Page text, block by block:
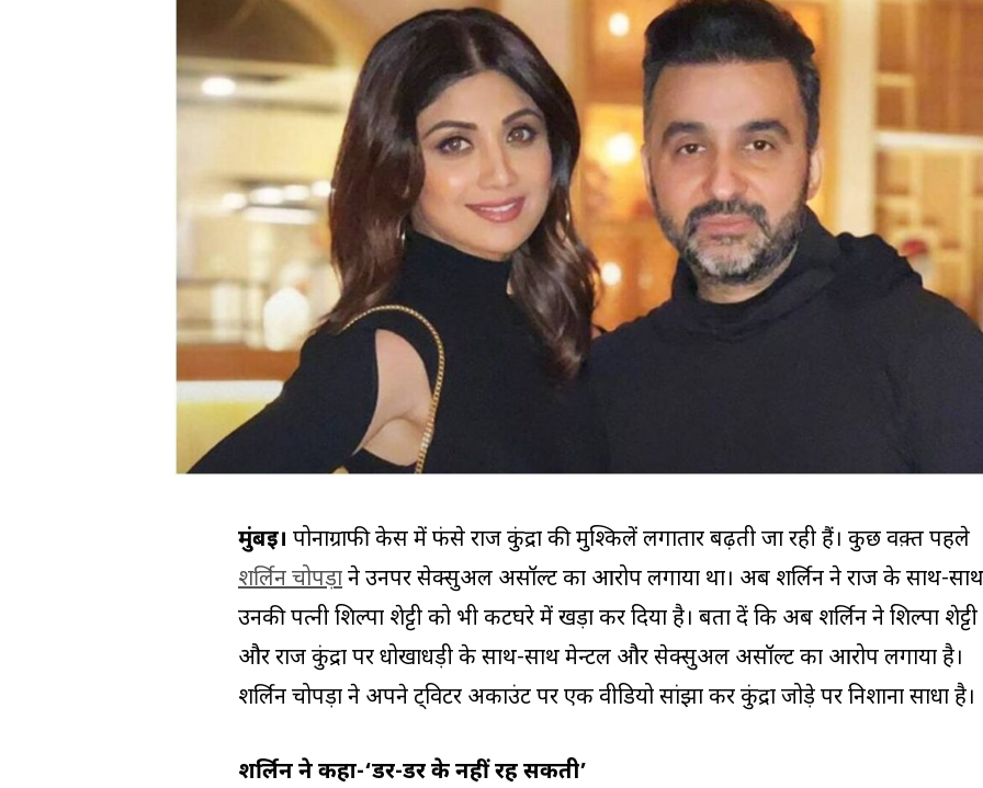
मुंबई। पोर्नोग्राफी केस में फंसे राज कुंद्रा की मुश्किलें लगातार बढ़ती जा रही हैं। कुछ वक़्त पहले
शर्लिन चोपड़ाने उनपर सेक्सुअल असॉल्‍ट का आरोप लगाया था। अब शर्लिन ने राज के साथ-साथ
उनकी पत्नी शिल्पा शेट्टी को भी कटघरे में खड़ा कर दिया है। बता दें कि अब शर्लिन ने शिल्पा शेट्टी
और राज कुंद्रा पर धोखाधड़ी के साथ-साथ मेन्टल और सेक्सुअल असॉल्ट का आरोप लगाया है।
शर्लिन चोपड़ा ने अपने ट्विटर अकाउंट पर एक वीडियो सांझा कर कुंद्रा जोड़े पर निशाना साधा है।
शर्लिन ने कहा-‘डर-डर के नहीं रह सकती’